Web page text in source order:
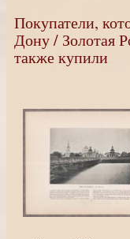
Покупатели,
Дону / Золотая
также купили